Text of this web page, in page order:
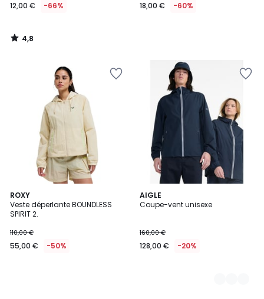
12,00 € -66%
4,8
/
18,00 € -60%
ROXY
Veste déperlante BOUNDLESS
SPIRIT 2.
110,00 €
55,00 € -50%
AIGLE
Coupe-vent unisexe
160,00 €
128,00 € -20%
2
Couleurs